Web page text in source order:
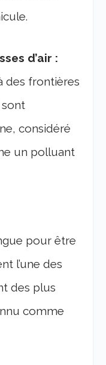
d’air :
des frontières
sont
considéré
un polluant
pour être
l’une des
des plus
comme